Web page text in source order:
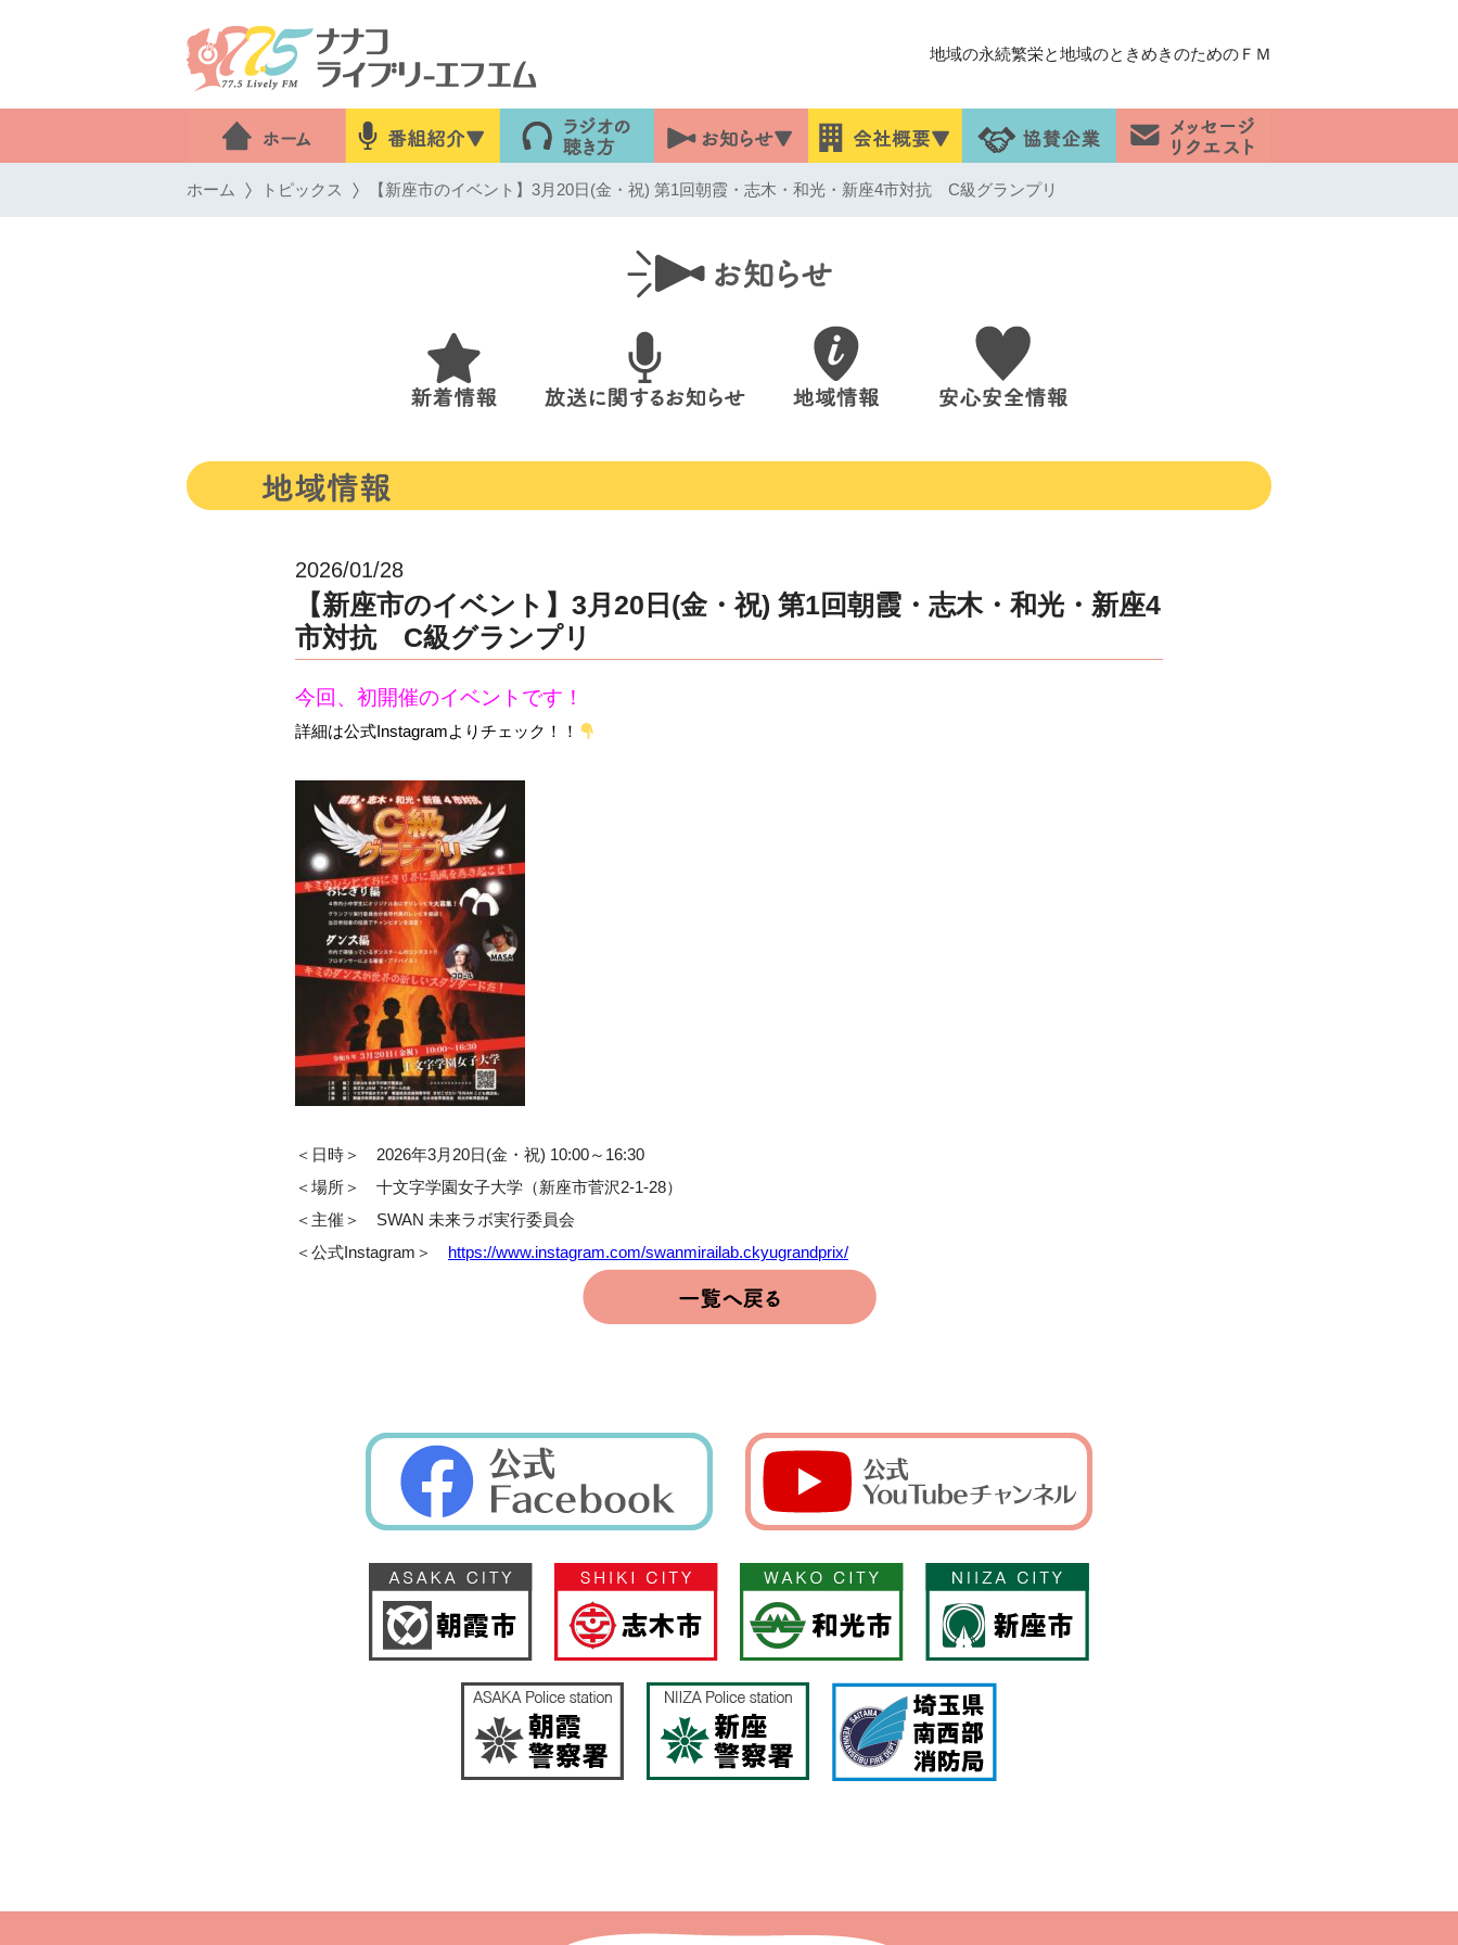
地域の永続繁栄と地域のときめきのためのＦＭ
ホーム トピックス 【新座市のイベント】3月20日(金・祝) 第1回朝霞・志木・和光・新座4市対抗 C級グランプリ
2026/01/28
【新座市のイベント】3月20日(金・祝) 第1回朝霞・志木・和光・新座4
市対抗 C級グランプリ
今回、初開催のイベントです！
詳細は公式Instagramよりチェック！！
＜日時＞ 2026年3月20日(金・祝) 10:00～16:30
＜場所＞ 十文字学園女子大学（新座市菅沢2-1-28）
＜主催＞ SWAN 未来ラボ実行委員会
＜公式Instagram＞ https://www.instagram.com/swanmirailab.ckyugrandprix/